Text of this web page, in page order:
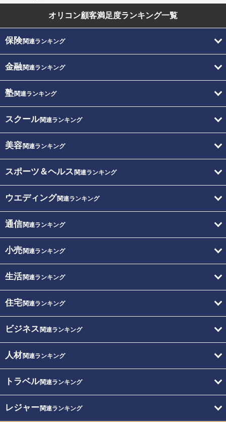
オリコン顧客満足度ランキング一覧
保険関連ランキング
金融関連ランキング
塾関連ランキング
スクール関連ランキング
美容関連ランキング
スポーツ＆ヘルス 関連ランキング
ウエディング関連ランキング
通信関連ランキング
小売関連ランキング
生活関連ランキング
住宅関連ランキング
ビジネス 関連ランキング
人材関連ランキング
トラベル関連ランキング
レジャー関連ランキング